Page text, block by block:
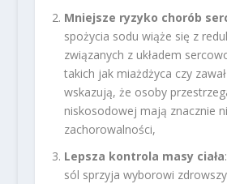
Mniejsze ryzyko chorób
spożycia sodu wiąże się z
związanych z układem
takich jak miażdżyca czy
wskazują, że osoby
niskosodowej mają znacznie
zachorowalności,
Lepsza kontrola masy ciała
sól sprzyja wyborowi